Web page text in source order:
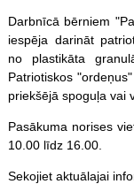
Darbnīcā bērniem
iespēja darināt
no plastikāta
Patriotiskos
priekšējā spoguļa vai
Pasākuma norises
10.00 līdz 16.00.
Sekojiet aktuālajai